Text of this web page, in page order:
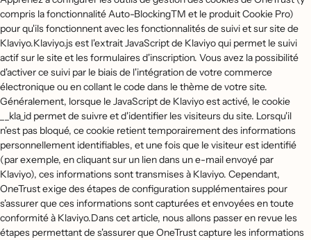
compris la fonctionnalité Auto-BlockingTM et le produit Cookie Pro)
pour qu'ils fonctionnent avec les fonctionnalités de suivi et sur site de
Klaviyo.Klaviyo.js est l'extrait JavaScript de Klaviyo qui permet le suivi
actif sur le site et les formulaires d'inscription. Vous avez la possibilité
d'activer ce suivi par le biais de l'intégration de votre commerce
électronique ou en collant le code dans le thème de votre site.
Généralement, lorsque le JavaScript de Klaviyo est activé, le cookie
__kla_id permet de suivre et d'identifier les visiteurs du site. Lorsqu'il
n'est pas bloqué, ce cookie retient temporairement des informations
personnellement identifiables, et une fois que le visiteur est identifié
(par exemple, en cliquant sur un lien dans un e-mail envoyé par
Klaviyo), ces informations sont transmises à Klaviyo. Cependant,
OneTrust exige des étapes de configuration supplémentaires pour
s'assurer que ces informations sont capturées et envoyées en toute
conformité à Klaviyo.Dans cet article, nous allons passer en revue les
étapes permettant de s'assurer que OneTrust capture les informations